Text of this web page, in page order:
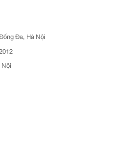
Đa, Hà Nội